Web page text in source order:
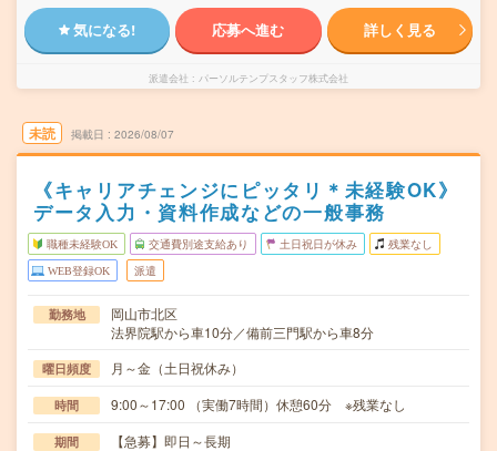
気になる! 応募へ進む 詳しく見る
派遣会社 パーソルテンプスタッフ株式会社
未読 掲載日 2026/08/07
《キャリアチェンジにピッタリ＊未経験OK》
データ入力・資料作成などの一般事務
職種未経験OK 交通費別途支給あり 土日祝日が休み 残業なし
WEB登録OK 派遣
勤務地
岡山市北区
法界院駅から車10分／備前三門駅から車8分
曜日頻度 月～金（土日祝休み）
時間 9:00～17:00 （実働7時間）休憩60分 ※残業なし
期間 【急募】即日～長期